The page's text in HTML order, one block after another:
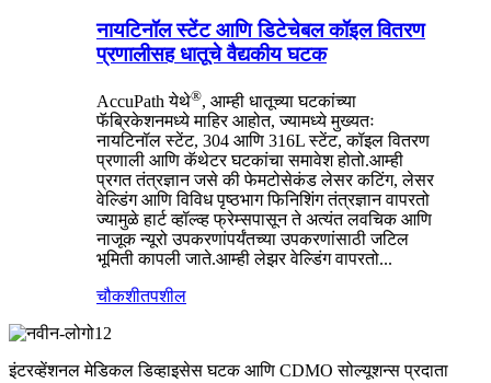
नायटिनॉल स्टेंट आणि डिटेचेबल कॉइल वितरण
प्रणालीसह धातूचे वैद्यकीय घटक
AccuPath येथे®, आम्ही धातूच्या घटकांच्या
फॅब्रिकेशनमध्ये माहिर आहोत, ज्यामध्ये मुख्यतः
नायटिनॉल स्टेंट, 304 आणि 316L स्टेंट, कॉइल वितरण
प्रणाली आणि कॅथेटर घटकांचा समावेश होतो.आम्ही
प्रगत तंत्रज्ञान जसे की फेमटोसेकंड लेसर कटिंग, लेसर
वेल्डिंग आणि विविध पृष्ठभाग फिनिशिंग तंत्रज्ञान वापरतो
ज्यामुळे हार्ट व्हॉल्व्ह फ्रेम्सपासून ते अत्यंत लवचिक आणि
नाजूक न्यूरो उपकरणांपर्यंतच्या उपकरणांसाठी जटिल
भूमिती कापली जाते.आम्ही लेझर वेल्डिंग वापरतो...
चौकशीतपशील
इंटरव्हेंशनल मेडिकल डिव्हाइसेस घटक आणि CDMO सोल्यूशन्स प्रदाता